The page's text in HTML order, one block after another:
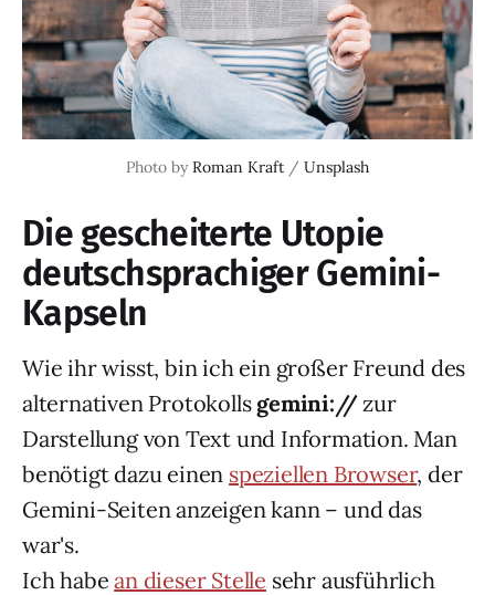
Photo by Roman Kraft / Unsplash
Die gescheiterte Utopie
deutschsprachiger Gemini-
Kapseln
Wie ihr wisst, bin ich ein großer Freund des
alternativen Protokolls gemini://zur
Darstellung von Text und Information. Man
benötigt dazu einen speziellen Browser, der
Gemini-Seiten anzeigen kann – und das
war's.
Ich habean dieser Stelle sehr ausführlich